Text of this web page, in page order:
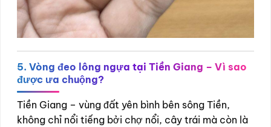
5. Vòng đeo lông ngựa tại Tiền Giang – Vì sao
được ưa chuộng?
Tiền Giang – vùng đất yên bình bên sông Tiền,
không chỉ nổi tiếng bởi chợ nổi, cây trái mà còn là